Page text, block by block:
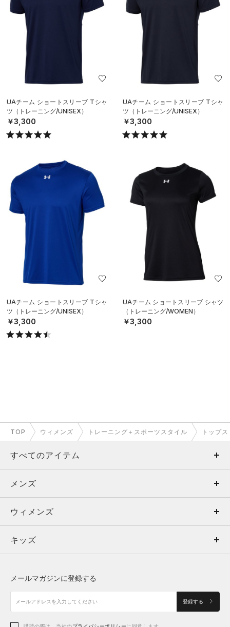
UAチーム ショートスリーブ Tシャ
ツ（トレーニング/UNISEX）
￥3,300
UAチーム ショートスリーブ Tシャ
ツ（トレーニング/UNISEX）
￥3,300
UAチーム ショートスリーブ Tシャ
ツ（トレーニング/UNISEX）
￥3,300
UAチーム ショートスリーブ シャツ
（トレーニング/WOMEN）
￥3,300
TOP ウィメンズ トレーニング＋スポーツスタイル トップス
すべてのアイテム
メンズ
ウィメンズ
キッズ
アクセサリー
メンズ
トップス
ボトムス
アクセサリー
ウィメンズ
トップス
シューズ
キッズ
メールマガジンに登録する
登録する